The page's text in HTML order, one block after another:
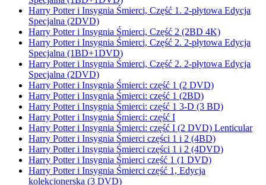
Harry Potter i Insygnia Śmierci, Część 1. 2-płytowa Edycja
Specjalna (2DVD)
Harry Potter i Insygnia Śmierci, Część 2 (2BD 4K)
Harry Potter i Insygnia Śmierci, Część 2. 2-płytowa Edycja
Specjalna (1BD+1DVD)
Harry Potter i Insygnia Śmierci, Część 2. 2-płytowa Edycja
Specjalna (2DVD)
Harry Potter i Insygnia Śmierci: część 1 (2 DVD)
Harry Potter i Insygnia Śmierci: część 1 (2BD)
Harry Potter i Insygnia Śmierci: część 1 3-D (3 BD)
Harry Potter i Insygnia Śmierci: część I
Harry Potter i Insygnia Śmierci: część I (2 DVD) Lenticular
Harry Potter i Insygnia Śmierci części 1 i 2 (4BD)
Harry Potter i Insygnia Śmierci części 1 i 2 (4DVD)
Harry Potter i Insygnia Śmierci część 1 (1 DVD)
Harry Potter i Insygnia Śmierci część 1, Edycja
kolekcjonerska (3 DVD)